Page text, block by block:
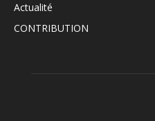
Actualité
CONTRIBUTION